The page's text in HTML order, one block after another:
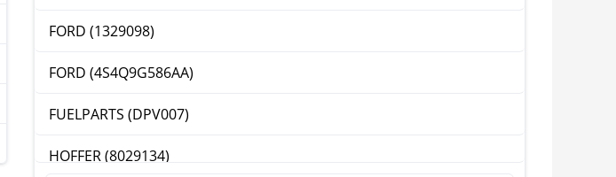
FORD (1329098)
FORD (4S4Q9G586AA)
FUELPARTS (DPV007)
HOFFER (8029134)